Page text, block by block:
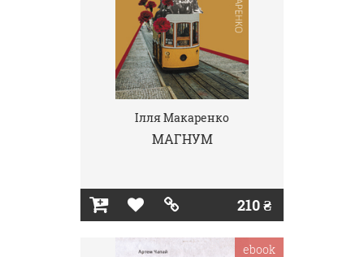
Ілля Макаренко
МАГНУМ
210 ₴
ebook